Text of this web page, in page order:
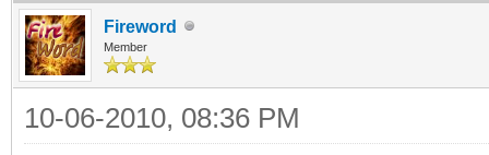
Fireword
Member
10-06-2010, 08:36 PM